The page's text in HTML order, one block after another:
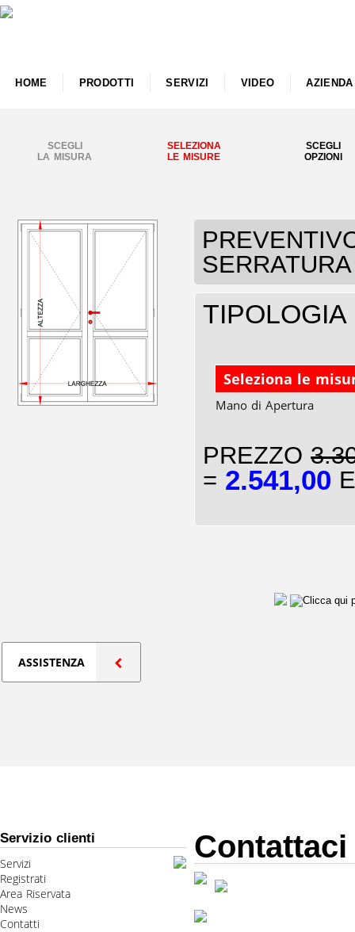
HOME PRODOTTI SERVIZI VIDEO AZIENDA
SCEGLI
LA MISURA
SELEZIONA
LE MISURE
SCEGLI
OPZIONI
SERRATURA
Seleziona le
Mano di Apertura
PREZZO
= 2.541,00
ASSISTENZA
Servizio clienti
Servizi
Registrati
Area Riservata
News
Contatti
Contattaci